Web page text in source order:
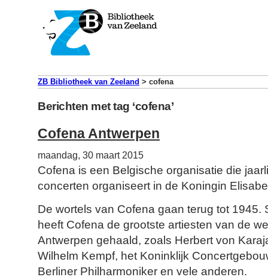
ZB Bibliotheek van Zeeland > cofena
Berichten met tag ‘cofena’
Cofena Antwerpen
maandag, 30 maart 2015
Cofena is een Belgische organisatie die
concerten organiseert in de Koningin
De wortels van Cofena gaan terug tot 1945.
heeft Cofena de grootste artiesten van de
Antwerpen gehaald, zoals Herbert von
Wilhelm Kempf, het Koninklijk
Berliner Philharmoniker en vele anderen.